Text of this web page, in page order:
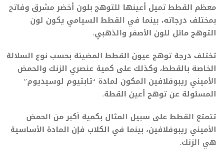
معظم القطط تميل أعينها للتوهج بلون أخضر مشرق وفاتح
بمختلف درجاته، بينما في القطط السيامي يكون لون
التوهج مائل للون الأصفر والذهبي.
تختلف درجة توهج عيون القطط المضيئة بحسب نوع السلالة
الخاصة بالقطط، وكذلك على كمية عنصري الزنك والحمض
الأميني ريبوفلافين المكون لمادة “تابتيوم لوسيديوم”
المسئولة عن توهج أعين القطة.
تتمتع القطط على سبيل المثال بكمية أكبر من الحمض
الأميني ريبوفلافين، بينما في الكلاب فإن المادة الأساسية
هي الزنك.